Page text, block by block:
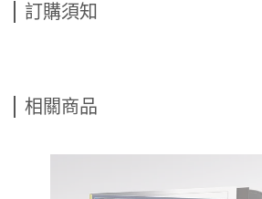
訂購須知
相關商品